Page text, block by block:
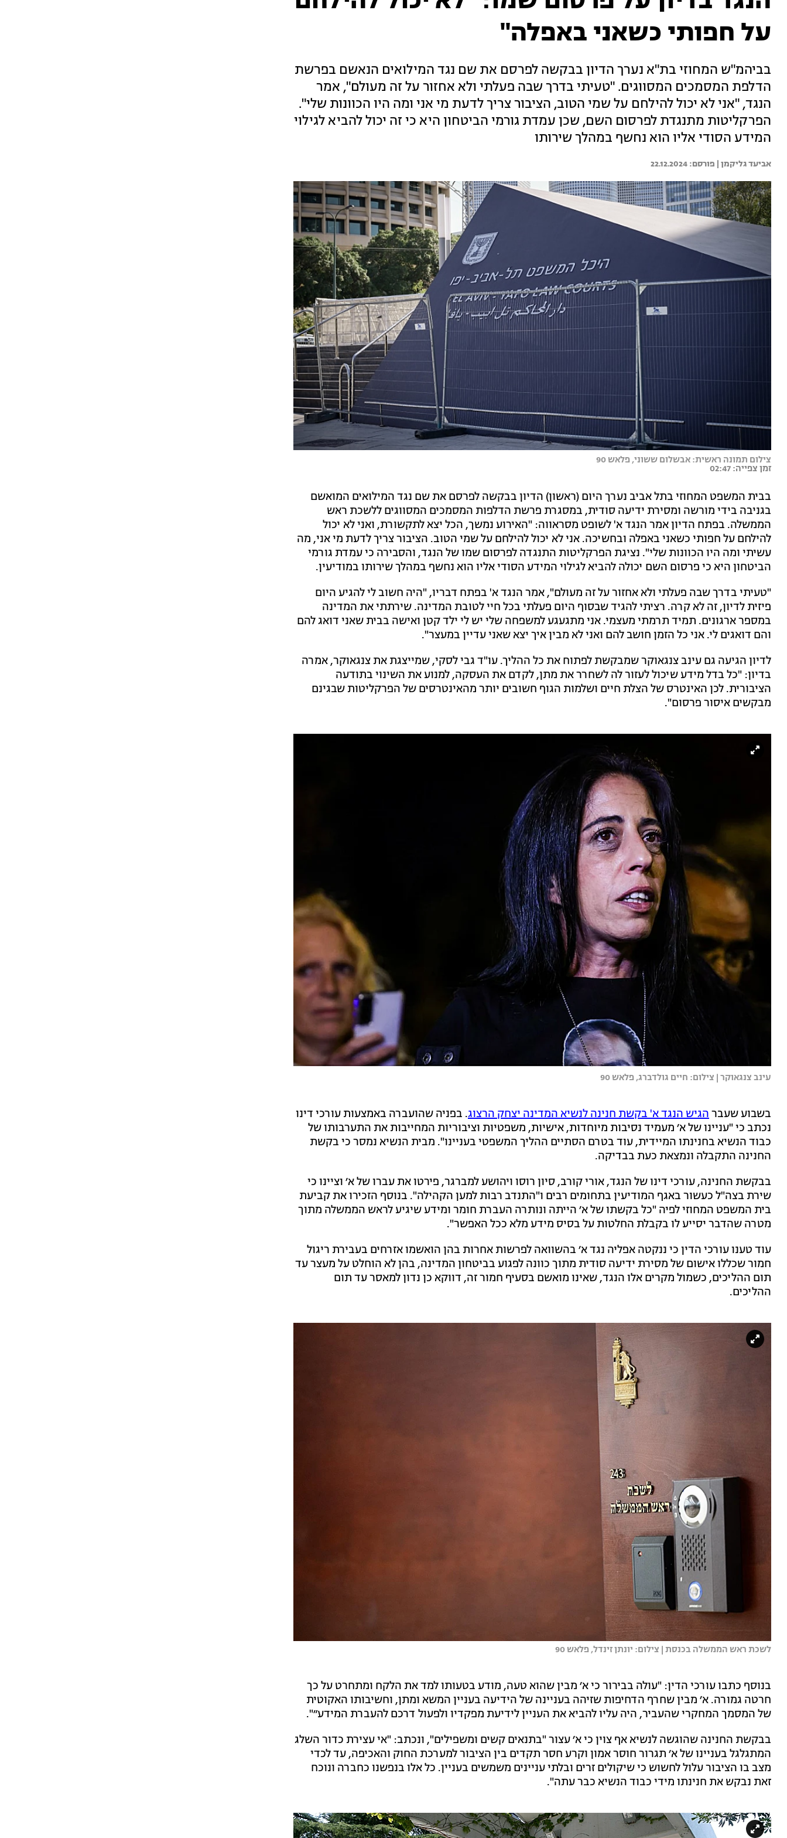
על חפותי כשאני באפלה"
בביהמ"ש המחוזי בת"א נערך הדיון בבקשה לפרסם את שם נגד המילואים הנאשם בפרשת
הדלפת המסמכים המסווגים. "טעיתי בדרך שבה פעלתי ולא אחזור על זה מעולם", אמר
הנגד, "אני לא יכול להילחם על שמי הטוב, הציבור צריך לדעת מי אני ומה היו הכוונות שלי".
הפרקליטות מתנגדת לפרסום השם, שכן עמדת גורמי הביטחון היא כי זה יכול להביא לגילוי
המידע הסודי אליו הוא נחשף במהלך שירותו
אביעד גליקמן | 22.12.2024
צילום תמונה ראשית: אבשלום ששוני, פלאש 90
זמן צפייה: 02:47
בבית המשפט המחוזי בתל אביב נערך היום (ראשון) הדיון בבקשה לפרסם את שם נגד המילואים המואשם
בגניבה בידי מורשה ומסירת ידיעה סודית, במסגרת פרשת הדלפות המסמכים המסווגים ללשכת ראש
הממשלה. בפתח הדיון אמר הנגד א' לשופט מסראווה: "האירוע נמשך, הכל יצא לתקשורת, ואני לא יכול
להילחם על חפותי כשאני באפלה ובחשיכה. אני לא יכול להילחם על שמי הטוב. הציבור צריך לדעת מי אני, מה
עשיתי ומה היו הכוונות שלי". נציגת הפרקליטות התנגדה לפרסום שמו של הנגד, והסבירה כי עמדת גורמי
הביטחון היא כי פרסום השם יכולה להביא לגילוי המידע הסודי אליו הוא נחשף במהלך שירותו במודיעין.
"טעיתי בדרך שבה פעלתי ולא אחזור על זה מעולם", אמר הנגד א' בפתח דבריו, "היה חשוב לי להגיע היום
פיזית לדיון, זה לא קרה. רציתי להגיד שבסוף היום פעלתי בכל חיי לטובת המדינה. שירתתי את המדינה
במספר ארגונים. תמיד תרמתי מעצמי. אני מתגעגע למשפחה שלי יש לי ילד קטן ואישה בבית שאני דואג להם
והם דואגים לי. אני כל הזמן חושב להם ואני לא מבין איך יצא שאני עדיין במעצר".
לדיון הגיעה גם עינב צנגאוקר שמבקשת לפתוח את כל ההליך. ‏עו"ד גבי לסקי, שמייצגת את צנגאוקר, אמרה
בדיון: "כל בדל מידע שיכול לעזור לה לשחרר את מתן, לקדם את העסקה, למנוע את השינוי בתודעה
הציבורית. לכן האינטרס של הצלת חיים ושלמות הגוף חשובים יותר מהאינטרסים של הפרקליטות שבגינם
מבקשים איסור פרסום".
עינב צנגאוקר | צילום: חיים גולדברג, פלאש 90
בשבוע שעברהגיש הנגד א' בקשת חנינה לנשיא המדינה יצחק הרצוג. בפניה שהועברה באמצעות עורכי דינו
נכתב כי "עניינו של א׳ מעמיד נסיבות מיוחדות, אישיות, משפטיות וציבוריות המחייבות את התערבותו של
כבוד הנשיא בחנינתו המיידית, עוד בטרם הסתיים ההליך המשפטי בעניינו". מבית הנשיא נמסר כי בקשת
החנינה התקבלה ונמצאת כעת בבדיקה.
בבקשת החנינה, עורכי דינו של הנגד, אורי קורב, סיון רוסו ויהושע למברגר, פירטו את עברו של א׳ וציינו כי
שירת בצה"ל כעשור באגף המודיעין בתחומים רבים ו"התנדב רבות למען הקהילה". בנוסף הזכירו את קביעת
בית המשפט המחוזי לפיה "כל בקשתו של א׳ הייתה ונותרה העברת חומר ומידע שיגיע לראש הממשלה מתוך
מטרה שהדבר יסייע לו בקבלת החלטות על בסיס מידע מלא ככל האפשר".
עוד טענו עורכי הדין כי ננקטה אפליה נגד א׳ בהשוואה לפרשות אחרות בהן הואשמו אזרחים בעבירת ריגול
חמור שכללו אישום של מסירת ידיעה סודית מתוך כוונה לפגוע בביטחון המדינה, בהן לא הוחלט על מעצר עד
תום ההליכים, כשמול מקרים אלו הנגד, שאינו מואשם בסעיף חמור זה, דווקא כן נדון למאסר עד תום
ההליכים.
לשכת ראש הממשלה בכנסת | צילום: יונתן זינדל, פלאש 90
בנוסף כתבו עורכי הדין: "עולה בבירור כי א׳ מבין שהוא טעה, מודע בטעותו למד את הלקח ומתחרט על כך
חרטה גמורה. א׳ מבין שחרף הדחיפות שזיהה בעניינה של הידיעה בעניין המשא ומתן, וחשיבותו האקוטית
של המסמך המחקרי שהעביר, היה עליו להביא את העניין לידיעת מפקדיו ולפעול דרכם להעברת המידע״".
בבקשת החנינה שהוגשה לנשיא אף צוין כי א׳ עצור "בתנאים קשים ומשפילים", ונכתב: "אי עצירת כדור השלג
המתגלגל בעניינו של א׳ תגרור חוסר אמון וקרע חסר תקדים בין הציבור למערכת החוק והאכיפה, עד לכדי
מצב בו הציבור עלול לחשוש כי שיקולים זרים ובלתי עניינים משמשים בעניין. כל אלו בנפשנו כחברה ונוכח
זאת נבקש את חנינתו מידי כבוד הנשיא כבר עתה".